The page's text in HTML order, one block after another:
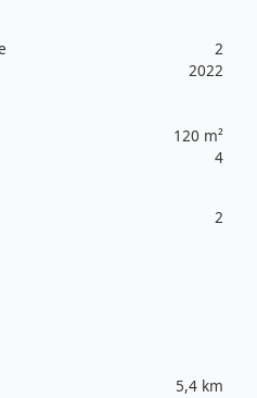
2
2022
120 m²
4
2
5,4 km